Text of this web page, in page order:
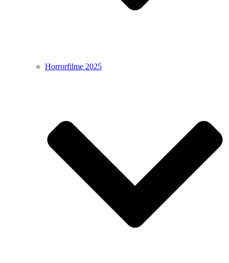
Horrorfilme 2025